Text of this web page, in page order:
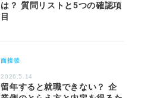
は？ 質問リストと5つの確認項
目
面接後
2026.5.14
留年すると就職できない？ 企